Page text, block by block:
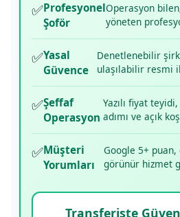
✅Profesyonel
Şoför
Operasyon
yöneten
✅Yasal
Güvence
Denetlenebilir
ulaşılabilir resmi
✅Şeffaf
Operasyon
Yazılı fiyat
adımı ve açık
✅Müşteri
Yorumları
Google 5+
görünür hizmet
Transferiste